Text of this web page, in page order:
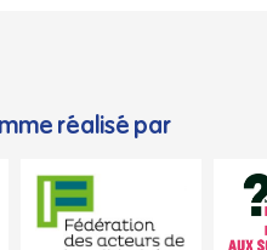
réalisé par